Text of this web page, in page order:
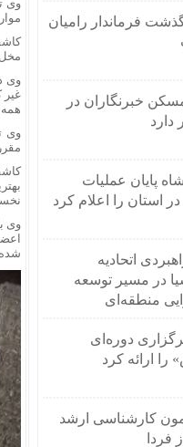
فرماندار رامیان
خبرنگاران در
دارد
پایان عملیات
استان را اعلام کرد
اتحادیه
در مسیر توسعه
منطقه‌ای
دوره‌ای
را ارائه کرد
کارشناسی ارشد
فردا
وی
غیر
وی
وی